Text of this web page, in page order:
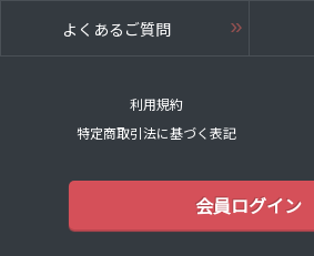
よくあるご質問
利用規約
特定商取引法に基づく表記
会員ログイン